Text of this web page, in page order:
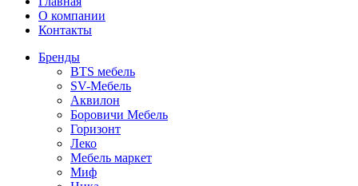
О компании
Контакты
Бренды
BTS мебель
SV-Мебель
Аквилон
Боровичи Мебель
Горизонт
Леко
Мебель маркет
Миф